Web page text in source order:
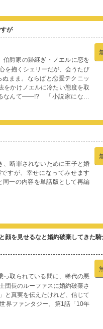
クールなドS公爵の恋模様にと
ンツとなります。単行本版と
知等は過去のものとなりますの
が
爵家の跡継ぎ・ノエルに恋を
を抱くシェリーだが、会うたび
まま。ならばと恋愛テクニッ
をかけノエルに冷たい態度を取
なんて――!? 「小説家になろ
、断罪されないために王子と婚
すが、幸せになってみせます
一の内容を単話版として再編
顔を見せるなと婚約破棄してきた
っ取られている間に、稀代の悪
団長のルーファスに婚約破棄さ
と真実を伝えたけれど、信じて
界ファンタジー。第1話「10年